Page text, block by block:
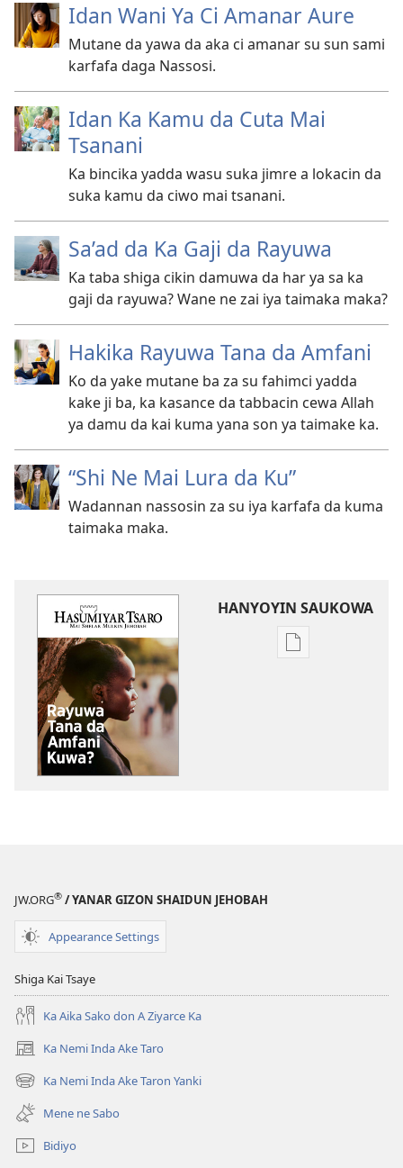
Idan Wani Ya Ci Amanar Aure
Mutane da yawa da aka ci amanar su sun sami
karfafa daga Nassosi.
Idan Ka Kamu da Cuta Mai
Tsanani
Ka bincika yadda wasu suka jimre a lokacin da
suka kamu da ciwo mai tsanani.
Sa’ad da Ka Gaji da Rayuwa
Ka taba shiga cikin damuwa da har ya sa ka
gaji da rayuwa? Wane ne zai iya taimaka maka?
Hakika Rayuwa Tana da Amfani
Ko da yake mutane ba za su fahimci yadda
kake ji ba, ka kasance da tabbacin cewa Allah
ya damu da kai kuma yana son ya taimake ka.
“Shi Ne Mai Lura da Ku”
Wadannan nassosin za su iya karfafa da kuma
taimaka maka.
HANYOYIN SAUKOWA
Sauko
JW.ORG® / YANAR GIZON SHAIDUN JEHOBAH
Appearance Settings
Shiga Kai Tsaye
Ka Aika Sako don A Ziyarce Ka
Ka Nemi Inda Ake Taro
(opens
new
window)
Ka Nemi Inda Ake Taron Yanki
(opens
new
window)
Mene ne Sabo
Bidiyo